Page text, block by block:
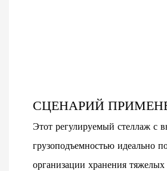
СЦЕНАРИЙ
Этот регулируемый стеллаж с
грузоподъемностью идеально
организации хранения